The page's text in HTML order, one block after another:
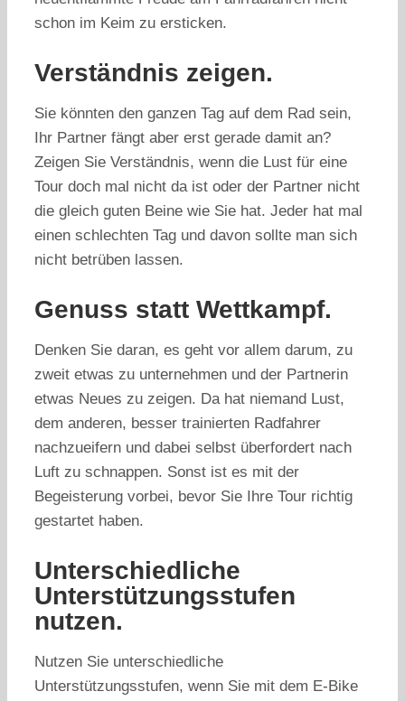
schon im Keim zu ersticken.
Verständnis zeigen.
Sie könnten den ganzen Tag auf dem Rad sein,
Ihr Partner fängt aber erst gerade damit an?
Zeigen Sie Verständnis, wenn die Lust für eine
Tour doch mal nicht da ist oder der Partner nicht
die gleich guten Beine wie Sie hat. Jeder hat mal
einen schlechten Tag und davon sollte man sich
nicht betrüben lassen.
Genuss statt Wettkampf.
Denken Sie daran, es geht vor allem darum, zu
zweit etwas zu unternehmen und der Partnerin
etwas Neues zu zeigen. Da hat niemand Lust,
dem anderen, besser trainierten Radfahrer
nachzueifern und dabei selbst überfordert nach
Luft zu schnappen. Sonst ist es mit der
Begeisterung vorbei, bevor Sie Ihre Tour richtig
gestartet haben.
Unterschiedliche
Unterstützungsstufen
nutzen.
Nutzen Sie unterschiedliche
Unterstützungsstufen, wenn Sie mit dem E-Bike